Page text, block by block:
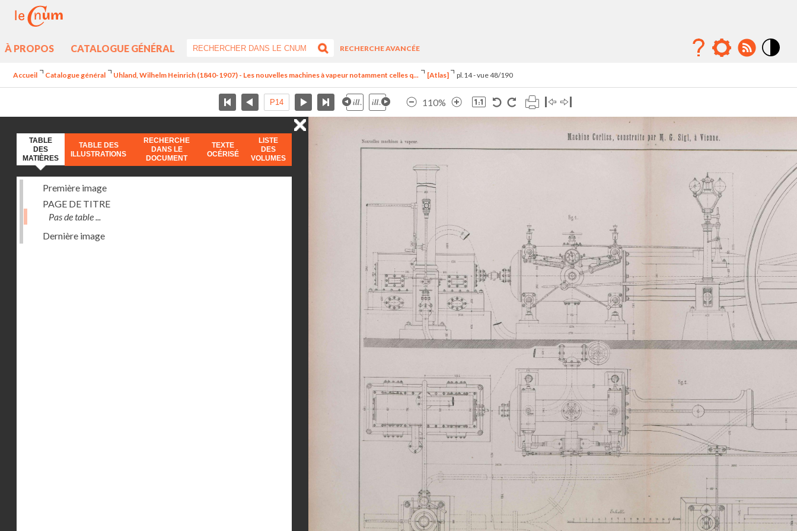
À PROPOS CATALOGUE GÉNÉRAL
RECHERCHE AVANCÉE
Accueil Catalogue général Uhland, Wilhelm Heinrich (1840-1907) - Les nouvelles machines à vapeur notamment celles q... [Atlas] pl.14 - vue 48/190
110%
TABLE
DES
MATIÈRES
TABLE DES
ILLUSTRATIONS
RECHERCHE
DANS LE
DOCUMENT
TEXTE
OCÉRISÉ
LISTE
DES
VOLUMES
Première image
PAGE DE TITRE
Pas de table ...
Dernière image